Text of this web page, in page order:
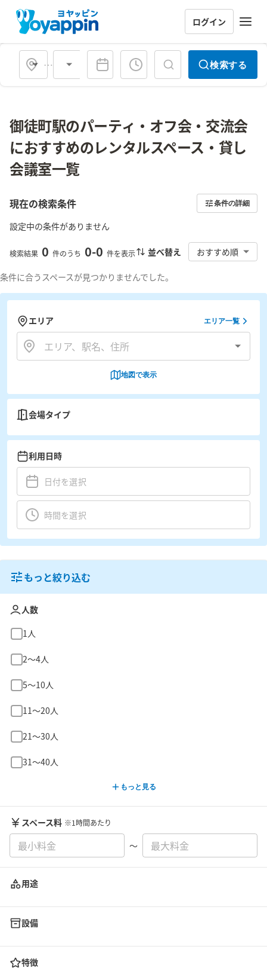
ログイン
会場タイプ 検索する
御徒町駅のパーティ・オフ会・交流会
におすすめのレンタルスペース・貸し
会議室一覧
現在の検索条件 条件の詳細
設定中の条件がありません
検索結果 0 件のうち 0-0 件を表示 並べ替え おすすめ順
条件に合うスペースが見つかりませんでした。
エリア エリア一覧
地図で表示
会場タイプ
利用日時
もっと絞り込む
人数
1人
2〜4人
5〜10人
11〜20人
21〜30人
31〜40人
もっと見る
スペース料 ※1時間あたり
〜
用途
設備
特徴